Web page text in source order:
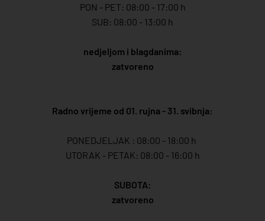
PON - PET: 08:00 - 17:00 h
SUB: 08:00 - 13:00 h
nedjeljom i blagdanima:
zatvoreno
Radno vrijeme od 01. rujna - 31. svibnja:
PONEDJELJAK : 08:00 - 18:00 h
UTORAK - PETAK: 08:00 - 16:00 h
SUBOTA:
zatvoreno